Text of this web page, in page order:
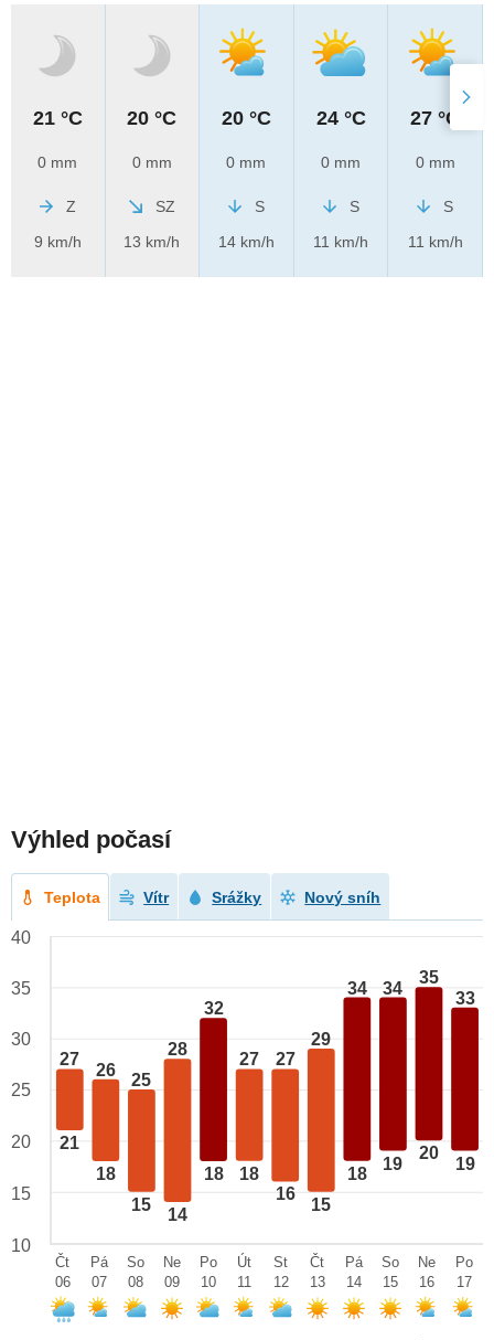
21 °C
0 mm
Z
9 km/h
20 °C
0 mm
SZ
13 km/h
20 °C
0 mm
S
14 km/h
24 °C
0 mm
S
11 km/h
27 °C
0 mm
S
11 km/h
Výhled počasí
Teplota Vítr Srážky Nový sníh
27
21
26
18
25
15
28
14
32
18
27
18
27
16
29
15
34
18
34
19
35
20
33
19
40
35
30
25
20
15
10
Čt
06
Pá
07
So
08
Ne
09
Po
10
Út
11
St
12
Čt
13
Pá
14
So
15
Ne
16
Po
17